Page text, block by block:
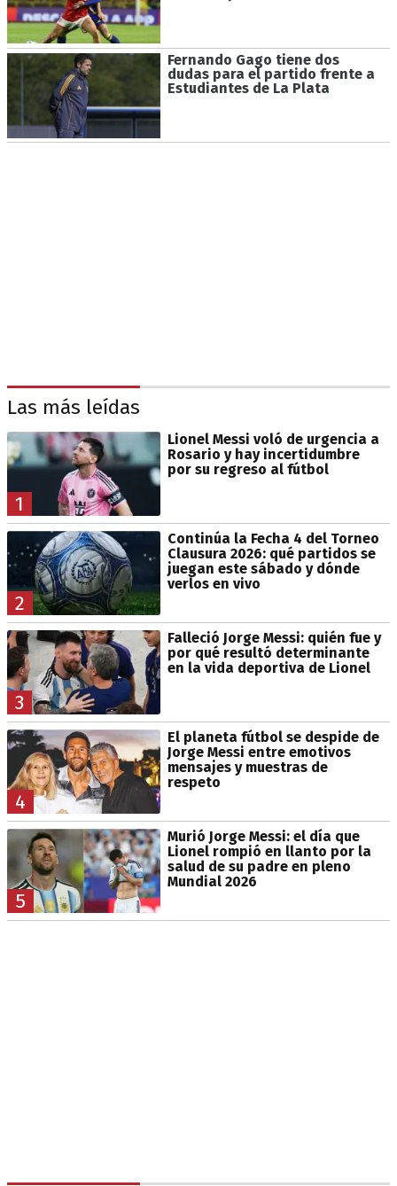
Fernando Gago tiene dos
dudas para el partido frente a
Estudiantes de La Plata
Las más leídas
1
Lionel Messi voló de urgencia a
Rosario y hay incertidumbre
por su regreso al fútbol
2
Continúa la Fecha 4 del Torneo
Clausura 2026: qué partidos se
juegan este sábado y dónde
verlos en vivo
3
Falleció Jorge Messi: quién fue y
por qué resultó determinante
en la vida deportiva de Lionel
4
El planeta fútbol se despide de
Jorge Messi entre emotivos
mensajes y muestras de
respeto
5
Murió Jorge Messi: el día que
Lionel rompió en llanto por la
salud de su padre en pleno
Mundial 2026